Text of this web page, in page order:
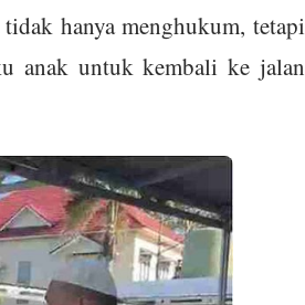
hanya menghukum, tetapi
anak untuk kembali ke jalan